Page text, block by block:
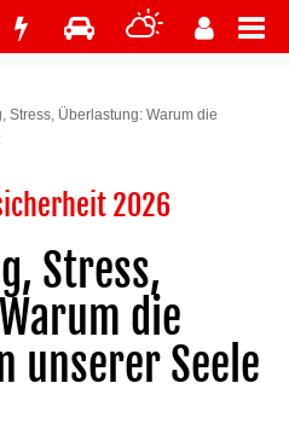
Stress, Überlastung: Warum die
2026
Stress,
die
unserer Seele